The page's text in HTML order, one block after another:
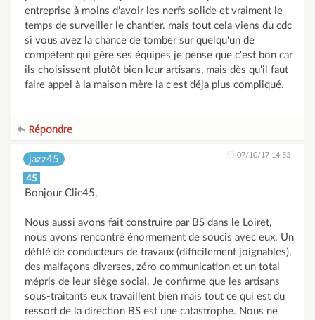
entreprise à moins d'avoir les nerfs solide et vraiment le
temps de surveiller le chantier. mais tout cela viens du cdc
si vous avez la chance de tomber sur quelqu'un de
compétent qui gère ses équipes je pense que c'est bon car
ils choisissent plutôt bien leur artisans, mais dès qu'il faut
faire appel à la maison mère la c'est déja plus compliqué.
Répondre
jazz45 07/10/17 14:53
45
Bonjour Clic45,
Nous aussi avons fait construire par BS dans le Loiret,
nous avons rencontré énormément de soucis avec eux. Un
défilé de conducteurs de travaux (difficilement joignables),
des malfaçons diverses, zéro communication et un total
mépris de leur siège social. Je confirme que les artisans
sous-traitants eux travaillent bien mais tout ce qui est du
ressort de la direction BS est une catastrophe. Nous ne